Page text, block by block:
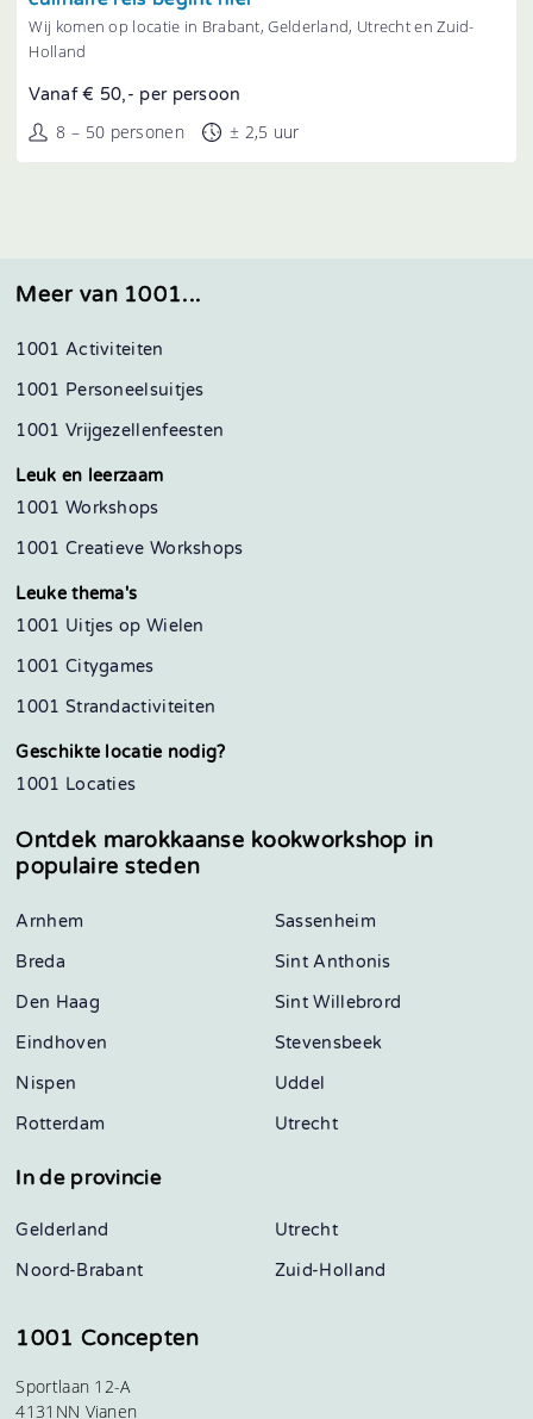
Wij komen op locatie in Brabant, Gelderland, Utrecht en Zuid-
Holland
Vanaf € 50,- per persoon
8 – 50 personen ± 2,5 uur
Meer van 1001...
1001 Activiteiten
1001 Personeelsuitjes
1001 Vrijgezellenfeesten
Leuk en leerzaam
1001 Workshops
1001 Creatieve Workshops
Leuke thema's
1001 Uitjes op Wielen
1001 Citygames
1001 Strandactiviteiten
Geschikte locatie nodig?
1001 Locaties
Ontdek marokkaanse kookworkshop in
populaire steden
Arnhem
Breda
Den Haag
Eindhoven
Nispen
Rotterdam
Sassenheim
Sint Anthonis
Sint Willebrord
Stevensbeek
Uddel
Utrecht
In de provincie
Gelderland
Noord-Brabant
Utrecht
Zuid-Holland
1001 Concepten
Sportlaan 12-A
4131NN Vianen